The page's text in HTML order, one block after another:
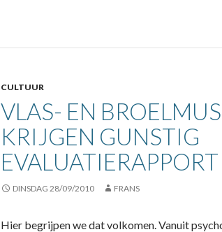
CULTUUR
VLAS- EN
KRIJGEN GUNSTIG
EVALUATIERAPPORT
DINSDAG 28/09/2010 FRANS
Hier begrijpen we dat volkomen. Vanuit